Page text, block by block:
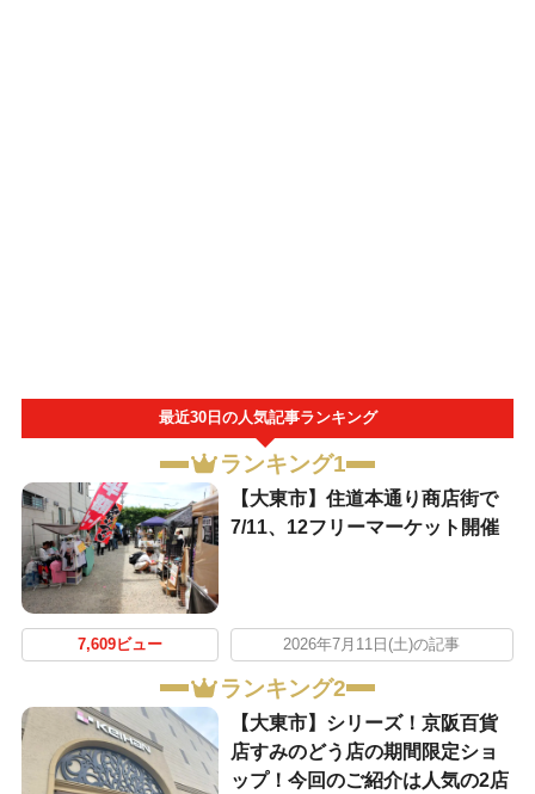
最近30日の人気記事ランキング
ランキング1
【大東市】住道本通り商店街で
7/11、12フリーマーケット開催
7,609ビュー 2026年7月11日(土)の記事
ランキング2
【大東市】シリーズ！京阪百貨
店すみのどう店の期間限定ショ
ップ！今回のご紹介は人気の2店